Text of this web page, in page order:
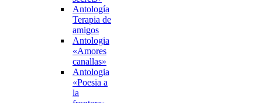
Antología
Terapia de
amigos
Antologia
«Amores
canallas»
Antologia
«Poesia a
la